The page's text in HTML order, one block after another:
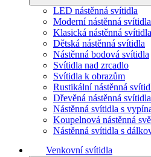
LED nástěnná svítidla
Moderní nástěnná svítidla
Klasická nástěnná svítidla
Dětská nástěnná svítidla
Nástěnná bodová svítidla
Svítidla nad zrcadlo
Svítidla k obrazům
Rustikální nástěnná
Dřevěná nástěnná svítidla
Nástěnná svítidla s
Koupelnová nástěnná
Nástěnná svítidla s
Venkovní svítidla